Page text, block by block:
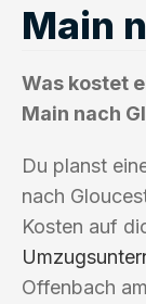
Main
Was kostet
Main nach
Du planst
nach
Kosten auf
Offenbach